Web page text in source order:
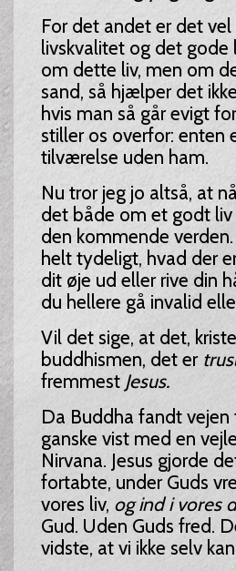
For det andet er det
livskvalitet og det gode
om dette liv, men om
sand, så hjælper det
hvis man så går evigt
stiller os overfor: enten
tilværelse uden ham.
Nu tror jeg jo altså, at
det både om et godt
den kommende
helt tydeligt, hvad der
dit øje ud eller rive din
du hellere gå invalid
Vil det sige, at det,
buddhismen, det er
fremmest Jesus.
Da Buddha fandt
ganske vist med en
Nirvana. Jesus gjorde
fortabte, under Guds
vores liv, og ind i vores
Gud. Uden Guds fred.
vidste, at vi ikke selv